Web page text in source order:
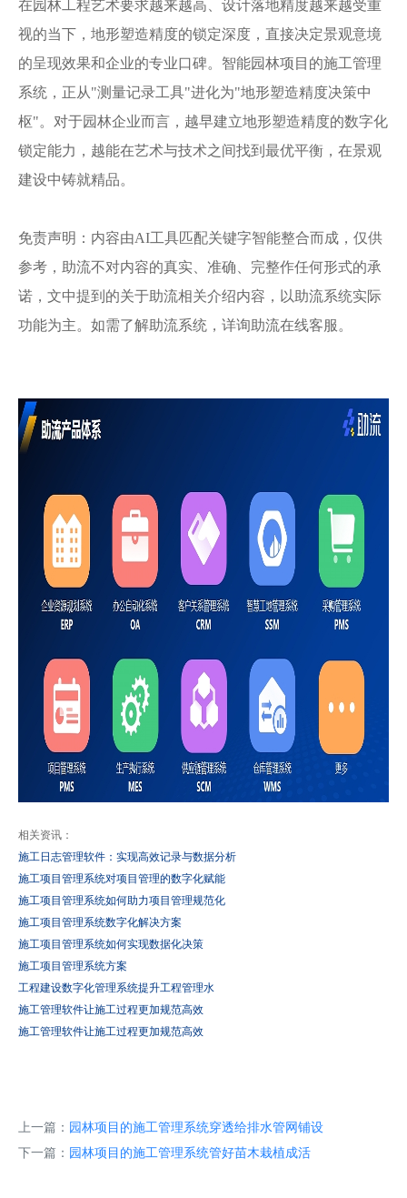
在园林工程艺术要求越来越高、设计落地精度越来越受重
视的当下，地形塑造精度的锁定深度，直接决定景观意境
的呈现效果和企业的专业口碑。智能园林项目的施工管理
系统，正从"测量记录工具"进化为"地形塑造精度决策中
枢"。对于园林企业而言，越早建立地形塑造精度的数字化
锁定能力，越能在艺术与技术之间找到最优平衡，在景观
建设中铸就精品。
免责声明：内容由AI工具匹配关键字智能整合而成，仅供
参考，助流不对内容的真实、准确、完整作任何形式的承
诺，文中提到的关于助流相关介绍内容，以助流系统实际
功能为主。如需了解助流系统，详询助流在线客服。
相关资讯：
施工日志管理软件：实现高效记录与数据分析
施工项目管理系统对项目管理的数字化赋能
施工项目管理系统如何助力项目管理规范化
施工项目管理系统数字化解决方案
施工项目管理系统如何实现数据化决策
施工项目管理系统方案
工程建设数字化管理系统提升工程管理水
施工管理软件让施工过程更加规范高效
施工管理软件让施工过程更加规范高效
上一篇： 园林项目的施工管理系统穿透给排水管网铺设
下一篇： 园林项目的施工管理系统管好苗木栽植成活